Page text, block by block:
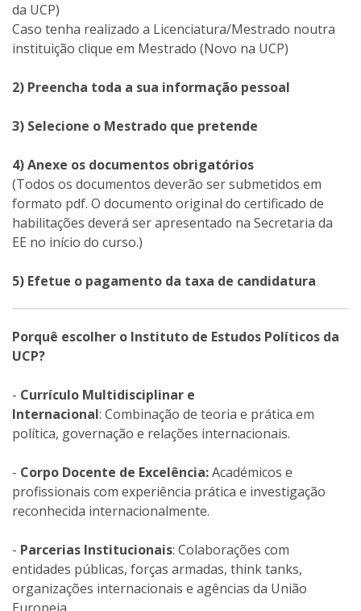
da UCP)
Caso tenha realizado a Licenciatura/Mestrado noutra
instituição clique em Mestrado (Novo na UCP)
2) Preencha toda a sua informação pessoal
3) Selecione o Mestrado que pretende
4) Anexe os documentos obrigatórios
(Todos os documentos deverão ser submetidos em
formato pdf. O documento original do certificado de
habilitações deverá ser apresentado na Secretaria da
EE no início do curso.)
5) Efetue o pagamento da taxa de candidatura
Porquê escolher o Instituto de Estudos Políticos da
UCP?
- Currículo Multidisciplinar e
Internacional: Combinação de teoria e prática em
política, governação e relações internacionais.
- Corpo Docente de Excelência:Académicos e
profissionais com experiência prática e investigação
reconhecida internacionalmente.
- Parcerias Institucionais: Colaborações com
entidades públicas, forças armadas, think tanks,
organizações internacionais e agências da União